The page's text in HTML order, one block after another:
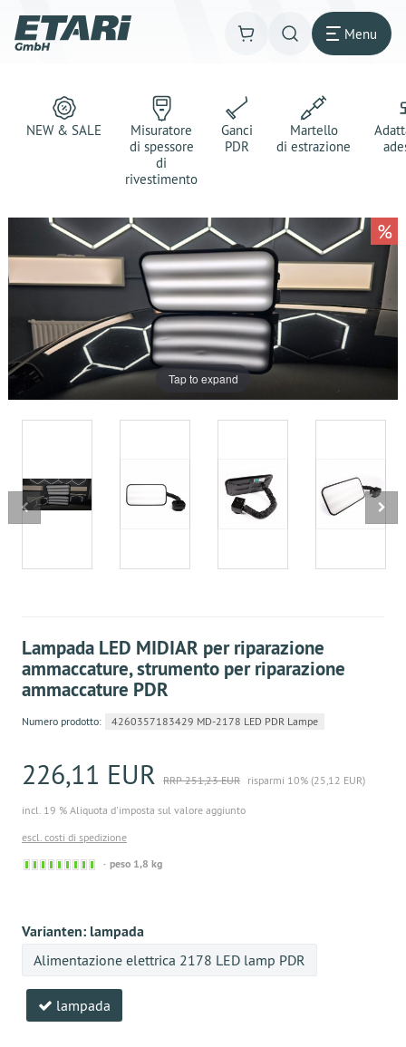
Menu
NEW & SALE
Misuratore
di spessore
di
rivestimento
Ganci
PDR
Martello
di estrazione
Tap to expand
%
Lampada LED MIDIAR per riparazione
ammaccature, strumento per riparazione
ammaccature PDR
Numero prodotto: 4260357183429 MD-2178 LED PDR Lampe
226,11 EUR RRP 251,23 EUR risparmi 10% (25,12 EUR)
incl. 19 % Aliquota d'imposta sul valore aggiunto
escl. costi di spedizione
Sofort
peso 1,8 kg
Varianten: lampada
Alimentazione elettrica 2178 LED lamp PDR
lampada